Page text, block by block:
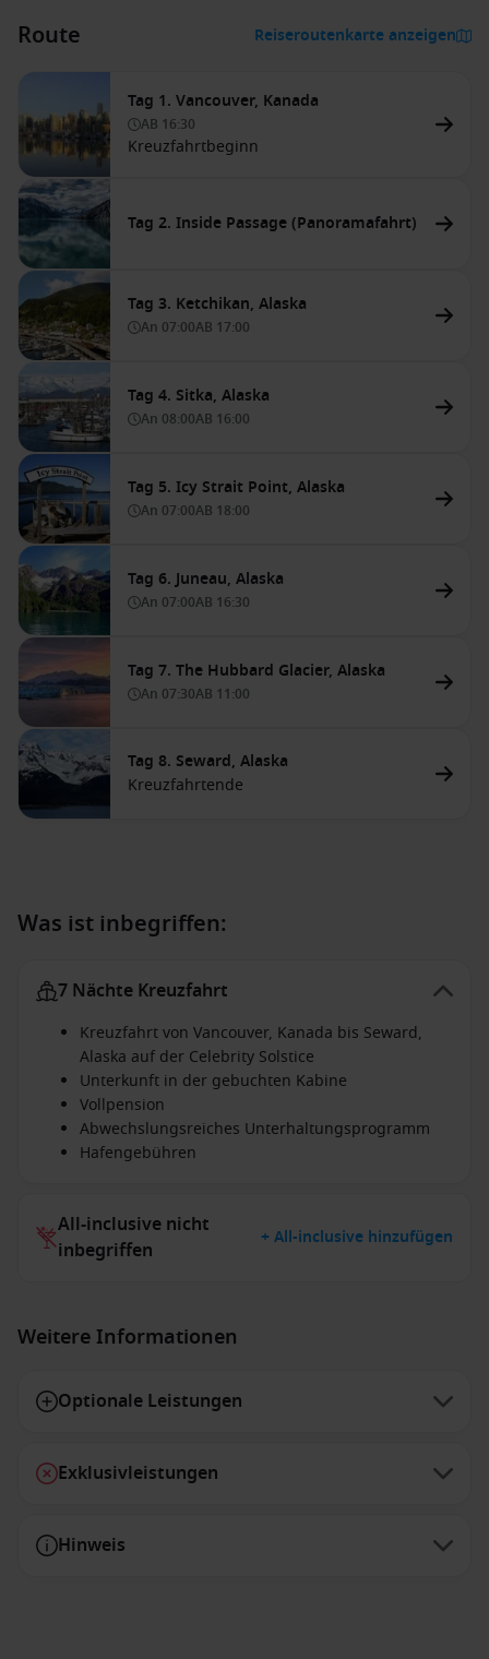
Route Reiseroutenkarte anzeigen
Tag 1. Vancouver, Kanada
AB 16:30
Kreuzfahrtbeginn
Tag 2. Inside Passage (Panoramafahrt)
Tag 3. Ketchikan, Alaska
An 07:00AB 17:00
Tag 4. Sitka, Alaska
An 08:00AB 16:00
Tag 5. Icy Strait Point, Alaska
An 07:00AB 18:00
Tag 6. Juneau, Alaska
An 07:00AB 16:30
Tag 7. The Hubbard Glacier, Alaska
An 07:30AB 11:00
Tag 8. Seward, Alaska
Kreuzfahrtende
Was ist inbegriffen:
7 Nächte Kreuzfahrt
Kreuzfahrt von Vancouver, Kanada bis Seward,
Alaska auf der Celebrity Solstice
Unterkunft in der gebuchten Kabine
Vollpension
Abwechslungsreiches Unterhaltungsprogramm
Hafengebühren
All-inclusive nicht
inbegriffen
+ All-inclusive hinzufügen
Weitere Informationen
Optionale Leistungen
Exklusivleistungen
Hinweis